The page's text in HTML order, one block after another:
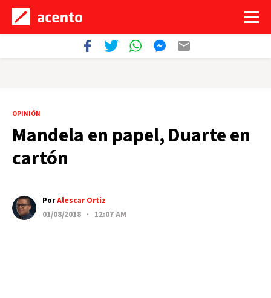
OPINIÓN
Mandela en papel, Duarte en
cartón
PorAlescar Ortiz
01/08/2018 · 12:07 AM